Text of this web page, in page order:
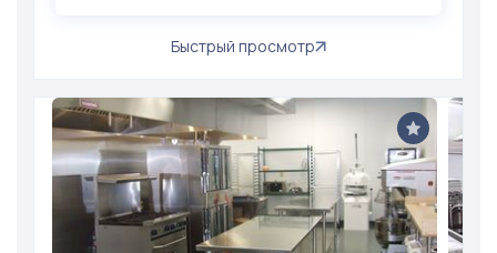
Быстрый просмотр